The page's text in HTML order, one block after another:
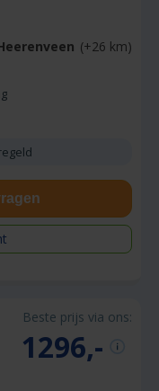
(+26 km)
Beste prijs via ons:
1296,-